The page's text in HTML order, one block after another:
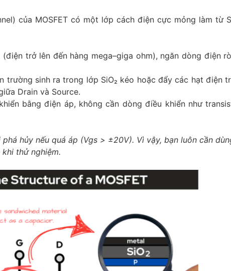
của MOSFET có một lớp cách điện cực mỏng làm từ
trở lên đến hàng mega–giga ohm), ngăn dòng điện
trường sinh ra trong lớp SiO₂ kéo hoặc đẩy các hạt điện
Drain và Source.
bằng điện áp, không cần dòng điều khiển như
hủy nếu quá áp (Vgs > ±20V). Vì vậy, bạn luôn cần
thử nghiệm.